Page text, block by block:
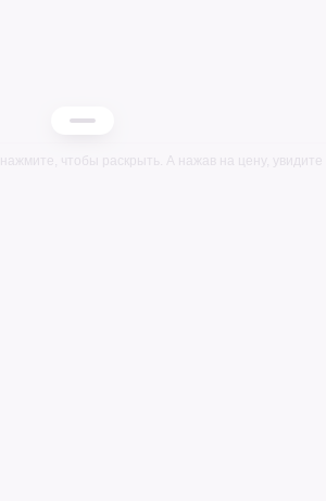
чтобы раскрыть. А нажав на цену, увидите